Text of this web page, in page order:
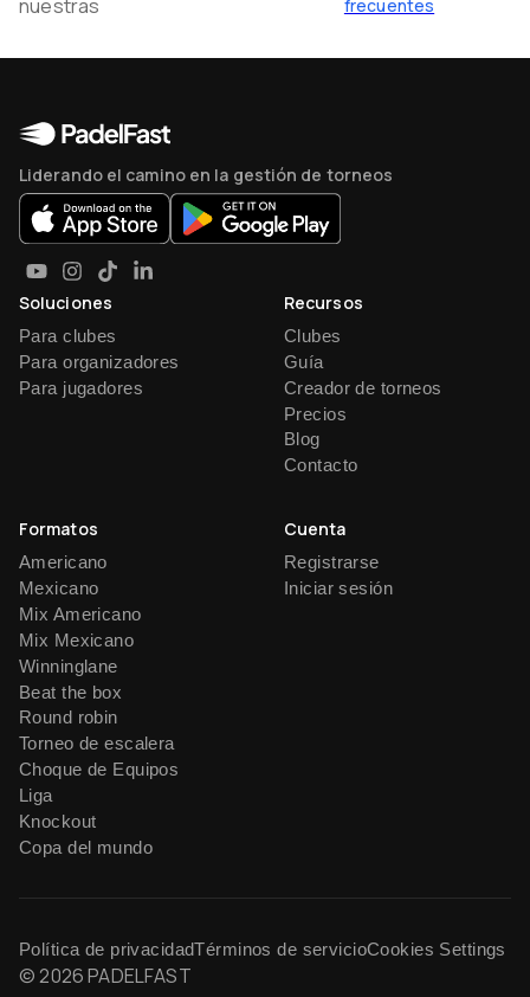
nuestras
frecuentes
Liderando el camino en la gestión de torneos
Soluciones
Para clubes
Para organizadores
Para jugadores
Recursos
Clubes
Guía
Creador de torneos
Precios
Blog
Contacto
Formatos
Americano
Mexicano
Mix Americano
Mix Mexicano
Winninglane
Beat the box
Round robin
Torneo de escalera
Choque de Equipos
Liga
Knockout
Copa del mundo
Cuenta
Registrarse
Iniciar sesión
© 2026 PADELFAST
Política de privacidadTérminos de servicioCookies Settings